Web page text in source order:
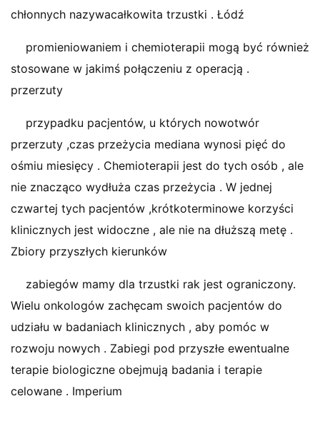
chłonnych nazywacałkowita trzustki . Łódź
promieniowaniem i chemioterapii mogą być również
stosowane w jakimś połączeniu z operacją .
przerzuty
przypadku pacjentów, u których nowotwór
przerzuty ,czas przeżycia mediana wynosi pięć do
ośmiu miesięcy . Chemioterapii jest do tych osób , ale
nie znacząco wydłuża czas przeżycia . W jednej
czwartej tych pacjentów ,krótkoterminowe korzyści
klinicznych jest widoczne , ale nie na dłuższą metę .
Zbiory przyszłych kierunków
zabiegów mamy dla trzustki rak jest ograniczony.
Wielu onkologów zachęcam swoich pacjentów do
udziału w badaniach klinicznych , aby pomóc w
rozwoju nowych . Zabiegi pod przyszłe ewentualne
terapie biologiczne obejmują badania i terapie
celowane . Imperium